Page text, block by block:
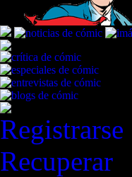
Registrarse
Recuperar